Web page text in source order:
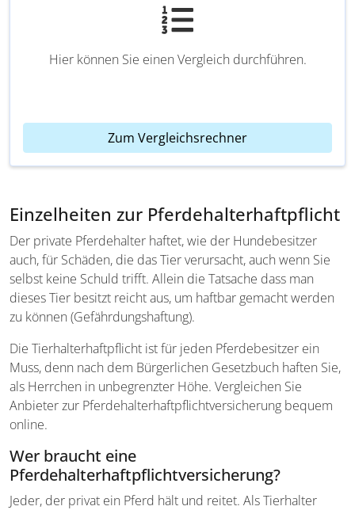
Hier können Sie einen Vergleich durchführen.
Zum Vergleichsrechner
Einzelheiten zur Pferdehalterhaftpflicht
Der private Pferdehalter haftet, wie der Hundebesitzer
auch, für Schäden, die das Tier verursacht, auch wenn Sie
selbst keine Schuld trifft. Allein die Tatsache dass man
dieses Tier besitzt reicht aus, um haftbar gemacht werden
zu können (Gefährdungshaftung).
Die Tierhalterhaftpflicht ist für jeden Pferdebesitzer ein
Muss, denn nach dem Bürgerlichen Gesetzbuch haften Sie,
als Herrchen in unbegrenzter Höhe. Vergleichen Sie
Anbieter zur Pferdehalterhaftpflichtversicherung bequem
online.
Wer braucht eine
Pferdehalterhaftpflichtversicherung?
Jeder, der privat ein Pferd hält und reitet. Als Tierhalter